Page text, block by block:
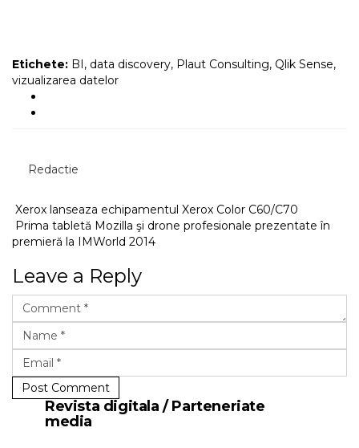
Etichete: BI, data discovery, Plaut Consulting, Qlik Sense,
vizualizarea datelor
Redactie
Xerox lanseaza echipamentul Xerox Color C60/C70
Prima tabletă Mozilla şi drone profesionale prezentate în
premieră la IMWorld 2014
Leave a Reply
Post Comment
Revista digitala / Parteneriate
media